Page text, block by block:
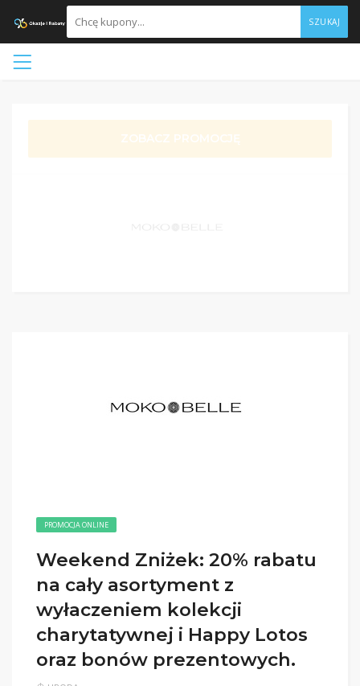
SZUKAJ
ZOBACZ PROMOCJĘ
PROMOCJA ONLINE
Weekend Zniżek: 20% rabatu
na cały asortyment z
wyłaczeniem kolekcji
charytatywnej i Happy Lotos
oraz bonów prezentowych.